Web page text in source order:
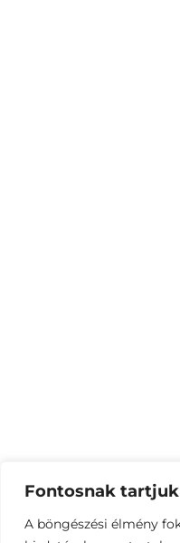
Fontosnak
A böngészési élmény